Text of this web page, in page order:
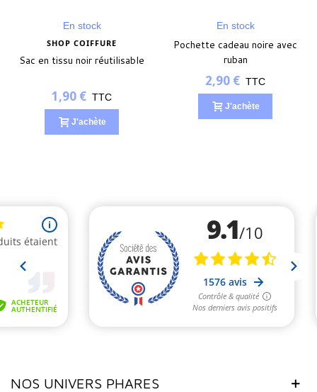
En stock
SHOP COIFFURE
Sac en tissu noir réutilisable
1,90 € TTC
J'achète
En stock
Pochette cadeau noire avec
ruban
2,90 € TTC
J'achète
NOS UNIVERS PHARES